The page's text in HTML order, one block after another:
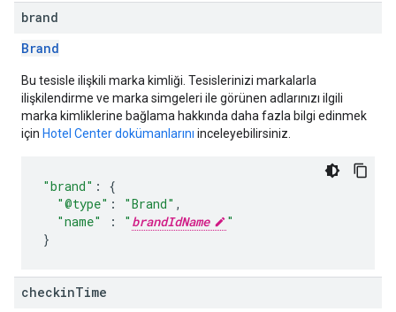
brand
Brand
Bu tesisle ilişkili marka kimliği. Tesislerinizi markalarla
ilişkilendirme ve marka simgeleri ile görünen adlarınızı ilgili
marka kimliklerine bağlama hakkında daha fazla bilgi edinmek
için Hotel Center dokümanlarını inceleyebilirsiniz.
"brand" :
{
"@type" : "Brand" ,
"name"
: " brandIdName
"
}
checkinTime